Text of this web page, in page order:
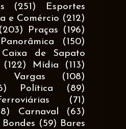
(251)
Esportes
e Comércio (212)
(203) Praças
(196)
Panorâmica
(150)
Caixa de Sapato
(122) Mídia
(113)
Vargas
(108)
Política
(89)
(71)
Carnaval
(63)
Bondes (59) Bares